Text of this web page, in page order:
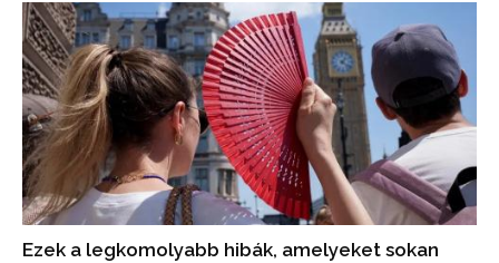
Ezek a legkomolyabb hibák, amelyeket sokan